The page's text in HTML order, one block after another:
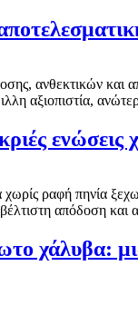
ανθεκτικών και
αξιοπιστία,
ενώσεις
ραφή πηνία
απόδοση
χάλυβα: